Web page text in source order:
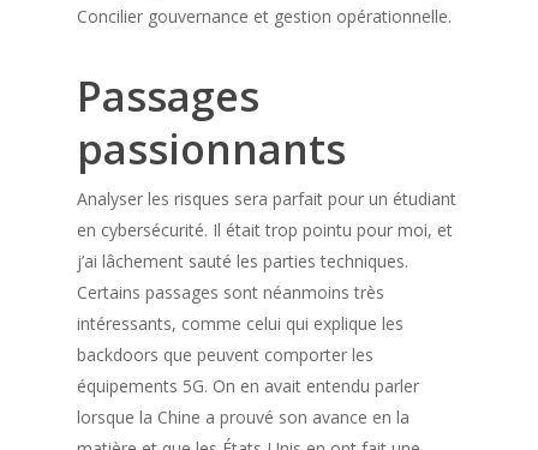
Concilier gouvernance et gestion opérationnelle.
Passages
passionnants
Analyser les risques sera parfait pour un étudiant
en cybersécurité. Il était trop pointu pour moi, et
j’ai lâchement sauté les parties techniques.
Certains passages sont néanmoins très
intéressants, comme celui qui explique les
backdoors que peuvent comporter les
équipements 5G. On en avait entendu parler
lorsque la Chine a prouvé son avance en la